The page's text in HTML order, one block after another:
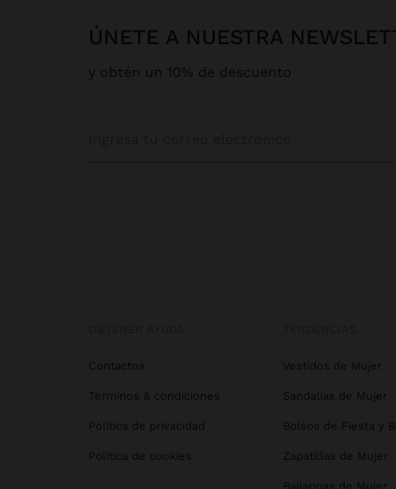
ÚNETE A NUESTRA
y obtén un 10% de descuento
Contactos
Términos & condiciones
Política de privacidad
Política de cookies
Vestidos de Mujer
Sandalias de Mujer
Bolsos de Fiesta y
Zapatillas de Mujer
Bailarinas de Mujer